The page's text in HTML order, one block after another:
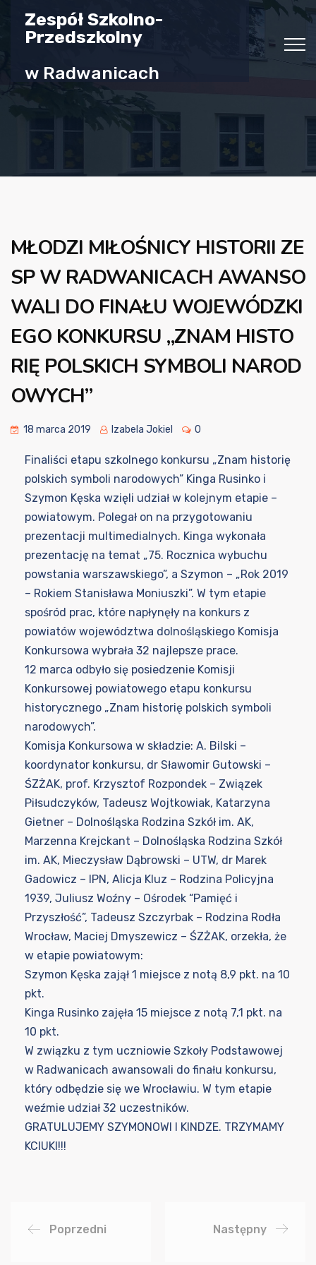
Zespół Szkolno-
Przedszkolny
w Radwanicach
MŁODZI MIŁOŚNICY HISTORII ZE
SP W RADWANICACH AWANSO
WALI DO FINAŁU WOJEWÓDZKI
EGO KONKURSU „ZNAM HISTO
RIĘ POLSKICH SYMBOLI NAROD
OWYCH”
18 marca 2019 Izabela Jokiel 0
Finaliści etapu szkolnego konkursu „Znam historię
polskich symboli narodowych” Kinga Rusinko i
Szymon Kęska wzięli udział w kolejnym etapie –
powiatowym. Polegał on na przygotowaniu
prezentacji multimedialnych. Kinga wykonała
prezentację na temat „75. Rocznica wybuchu
powstania warszawskiego”, a Szymon – „Rok 2019
– Rokiem Stanisława Moniuszki”. W tym etapie
spośród prac, które napłynęły na konkurs z
powiatów województwa dolnośląskiego Komisja
Konkursowa wybrała 32 najlepsze prace.
12 marca odbyło się posiedzenie Komisji
Konkursowej powiatowego etapu konkursu
historycznego „Znam historię polskich symboli
narodowych”.
Komisja Konkursowa w składzie: A. Bilski –
koordynator konkursu, dr Sławomir Gutowski –
ŚZŻAK, prof. Krzysztof Rozpondek – Związek
Piłsudczyków, Tadeusz Wojtkowiak, Katarzyna
Gietner – Dolnośląska Rodzina Szkół im. AK,
Marzenna Krejckant – Dolnośląska Rodzina Szkół
im. AK, Mieczysław Dąbrowski – UTW, dr Marek
Gadowicz – IPN, Alicja Kluz – Rodzina Policyjna
1939, Juliusz Woźny – Ośrodek “Pamięć i
Przyszłość”, Tadeusz Szczyrbak – Rodzina Rodła
Wrocław, Maciej Dmyszewicz – ŚZŻAK, orzekła, że
w etapie powiatowym:
Szymon Kęska zajął 1 miejsce z notą 8,9 pkt. na 10
pkt.
Kinga Rusinko zajęła 15 miejsce z notą 7,1 pkt. na
10 pkt.
W związku z tym uczniowie Szkoły Podstawowej
w Radwanicach awansowali do finału konkursu,
który odbędzie się we Wrocławiu. W tym etapie
weźmie udział 32 uczestników.
GRATULUJEMY SZYMONOWI I KINDZE. TRZYMAMY
KCIUKI!!!
Poprzedni Następny